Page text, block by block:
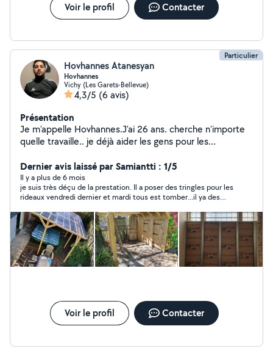
Voir le profil Contacter
Particulier
Hovhannes Atanesyan
Hovhannes
Vichy (Les Garets-Bellevue)
4,3/5 (6 avis)
Présentation
Je m'appelle Hovhannes.J'ai 26 ans. cherche n'importe
quelle travaille.. je déjà aider les gens pour les
Dernier avis laissé par Samiantti : 1/5
Il y a plus de 6 mois
je suis très déçu de la prestation. Il a poser des tringles pour les
rideaux vendredi dernier et mardi tous est tomber...il ya des
Voir le profil Contacter